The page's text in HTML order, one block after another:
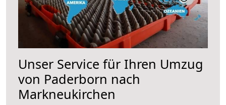
Unser Service für Ihren Umzug
von Paderborn nach
Markneukirchen